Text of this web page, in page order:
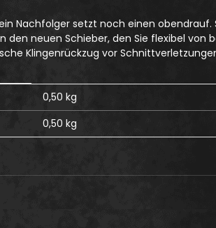
Nachfolger setzt noch einen
neuen Schieber, den Sie flexibel von
Klingenrückzug vor
0,50 kg
0,50 kg